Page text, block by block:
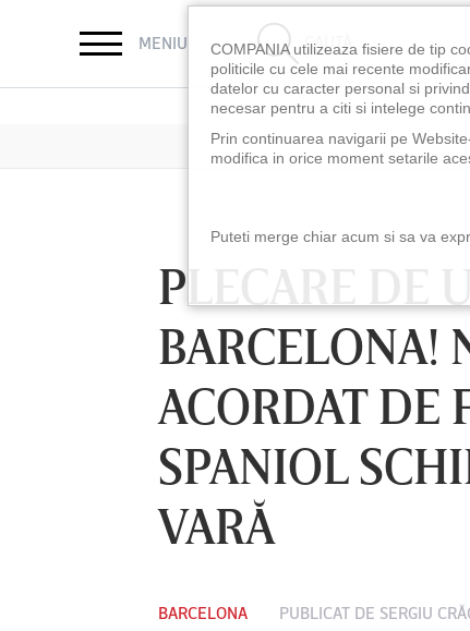
MENIU CAUTĂ
PLECARE DE
BARCELONA!
ACORDAT DE
SPANIOL
VARĂ
BARCELONA PUBLICAT DE SERGIU
LUNI 10 AUG, 18:30 LUNI 10 AUG,
COMPANIA utilizeaza fisiere de tip
politicile cu cele mai recente
datelor cu caracter personal si
necesar pentru a citi si intelege
Prin continuarea navigarii pe
modifica in orice moment setarile
Puteti merge chiar acum si sa va